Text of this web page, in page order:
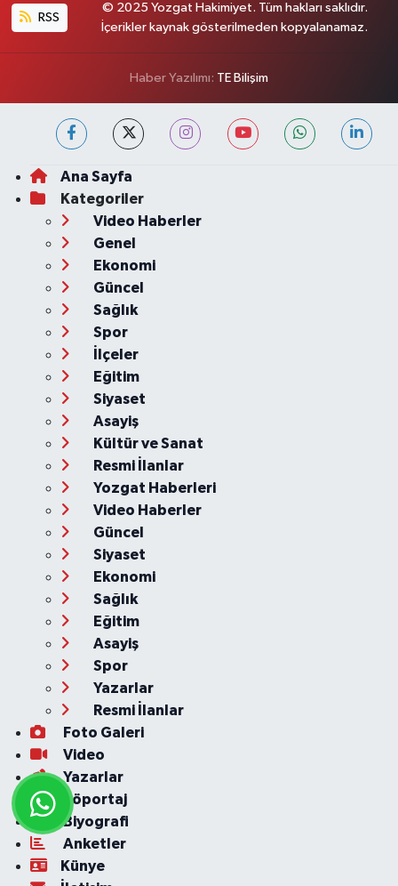
RSS
© 2025 Yozgat Hakimiyet. Tüm hakları saklıdır.
İçerikler kaynak gösterilmeden kopyalanamaz.
Haber Yazılımı: TE Bilişim
Ana Sayfa
Kategoriler
Video Haberler
Genel
Ekonomi
Güncel
Sağlık
Spor
İlçeler
Eğitim
Siyaset
Asayiş
Kültür ve Sanat
Resmi İlanlar
Yozgat Haberleri
Video Haberler
Güncel
Siyaset
Ekonomi
Sağlık
Eğitim
Asayiş
Spor
Yazarlar
Resmi İlanlar
Foto Galeri
Video
Yazarlar
Röportaj
Biyografi
Anketler
Künye